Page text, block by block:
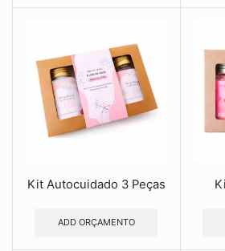
Kit Autocuidado 3 Peças
ADD ORÇAMENTO